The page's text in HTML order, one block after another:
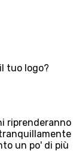
tuo logo?
riprenderanno
un po' di più